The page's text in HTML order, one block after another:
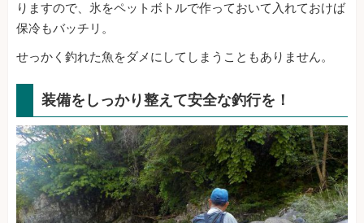
りますので、氷をペットボトルで作っておいて入れておけば
保冷もバッチリ。
せっかく釣れた魚をダメにしてしまうこともありません。
装備をしっかり整えて安全な釣行を！